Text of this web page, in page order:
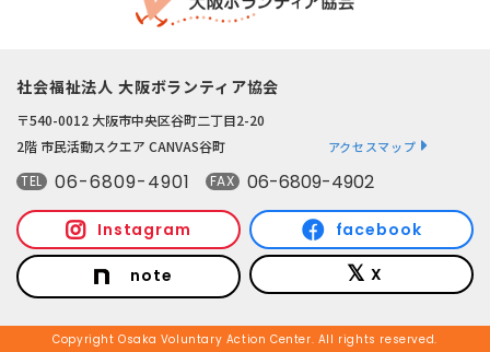
社会福祉法人 大阪ボランティア協会
〒540-0012 大阪市中央区谷町二丁目2-20
2階 市民活動スクエア CANVAS谷町
アクセスマップ
TEL 06-6809-4901 FAX 06-6809-4902
Instagram facebook
note X
Copyright Osaka Voluntary Action Center. All rights reserved.